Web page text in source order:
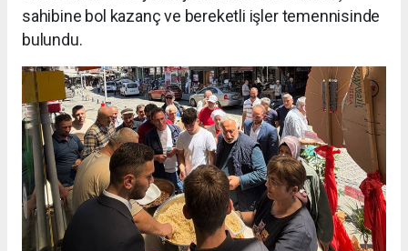
sahibine bol kazanç ve bereketli işler temennisinde
bulundu.